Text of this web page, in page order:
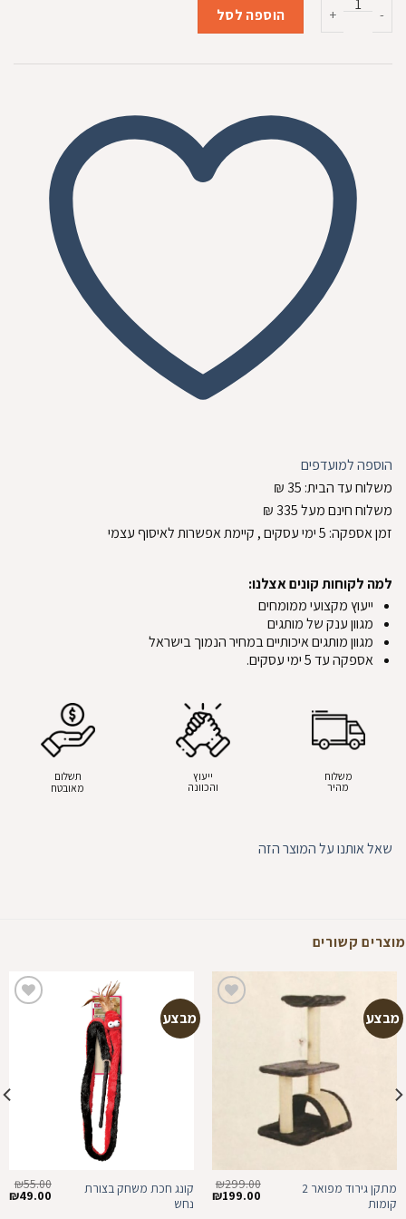
היה:
₪59.00.
הוא:
₪45.00.
כמות של משטח גירוד ציפורניים רחב עם תוספת קטניפ
הוספה לסל
הוספה למועדפים
משלוח עד הבית:
₪
משלוח חינם מעל 335
₪
זמן אספקה: 5ימי עסקים, קיימת אפשרות לאיסוף עצמי
למה לקוחות קונים אצלנו:
ייעוץ מקצועי ממומחים
מגוון ענק של מותגים
מגוון מותגים איכותיים במחיר הנמוך בישראל
אספקה עד 5 ימי עסקים.
משלוח
מהיר
ייעוץ
והכוונה
תשלום
מאובטח
שאל אותנו על המוצר הזה
מוצרים קשורים
מבצע
מתקן גירוד מפואר 2
קומות
₪299.00
המחיר ₪199.00 המחיר
הנוכחי
מבצע
קונג חכת משחק בצורת
נחש
₪55.00
המחיר₪49.00